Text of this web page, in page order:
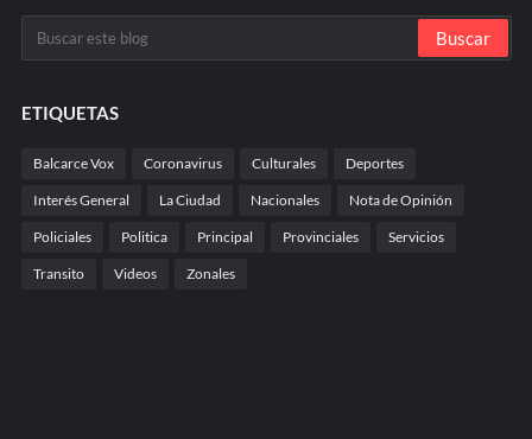
ETIQUETAS
Balcarce Vox Coronavirus Culturales Deportes
Interés General La Ciudad Nacionales Nota de Opinión
Policiales Politica Principal Provinciales Servicios
Transito Videos Zonales